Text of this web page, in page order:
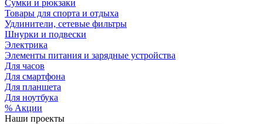
Сумки и рюкзаки
Товары для спорта и отдыха
Удлинители, сетевые фильтры
Шнурки и подвески
Электрика
Элементы питания и зарядные устройства
Для часов
Для смартфона
Для планшета
Для ноутбука
% Акции
Наши проекты